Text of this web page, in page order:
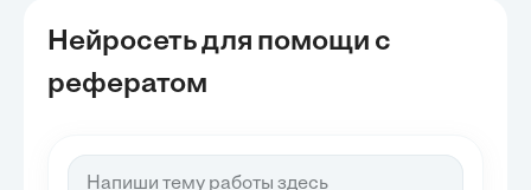
Нейросеть для помощи с
рефератом